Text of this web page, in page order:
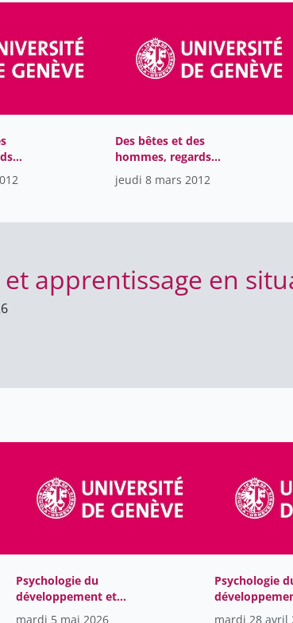
nature
Des bêtes et des
hommes, regards
médiévaux sur la nature
et les animaux
jeudi 8 mars 2012
apprentissage en
Psychologie du
développement et
apprentissage en
mardi 5 mai 2026
Psychologie
mardi 28 avril